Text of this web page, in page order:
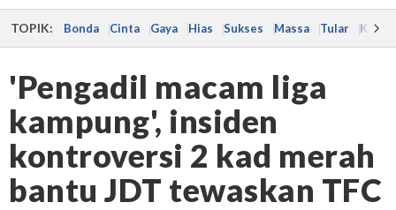
TOPIK: Bonda Cinta Gaya Hias Sukses Massa Tular Kes
'Pengadil macam liga
kampung', insiden
kontroversi 2 kad merah
bantu JDT tewaskan TFC